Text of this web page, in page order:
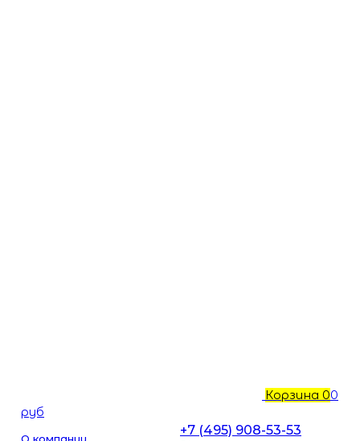
Корзина 00
руб
+7 (495) 908-53-53